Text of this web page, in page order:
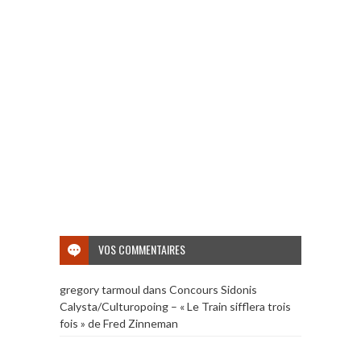
VOS COMMENTAIRES
gregory tarmoul dans Concours Sidonis
Calysta/Culturopoing – « Le Train sifflera trois
fois » de Fred Zinneman